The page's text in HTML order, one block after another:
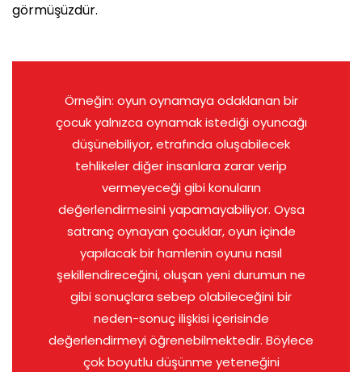
görmüşüzdür.
Örneğin: oyun oynamaya odaklanan bir
çocuk yalnızca oynamak istediği oyuncağı
düşünebiliyor, etrafında oluşabilecek
tehlikeler diğer insanlara zarar verip
vermeyeceği gibi konuların
değerlendirmesini yapamayabiliyor. Oysa
satranç oynayan çocuklar, oyun içinde
yapılacak bir hamlenin oyunu nasıl
şekillendireceğini, oluşan yeni durumun ne
gibi sonuçlara sebep olabileceğini bir
neden-sonuç ilişkisi içerisinde
değerlendirmeyi öğrenebilmektedir. Böylece
çok boyutlu düşünme yeteneğini